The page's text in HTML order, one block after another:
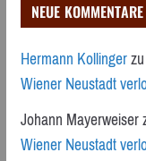
NEUE KOMMENTARE
Hermann Kollingerzu
Wiener Neustadt
Johann Mayerweiser
Wiener Neustadt